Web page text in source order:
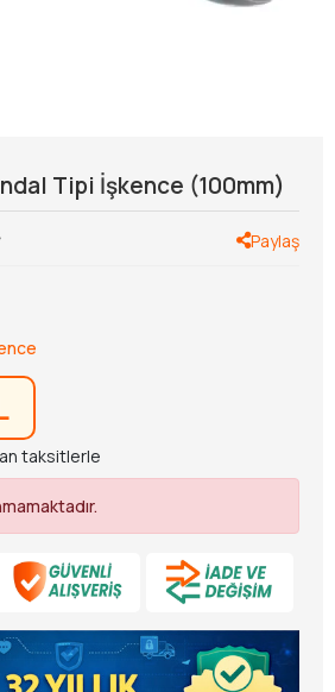
Tipi İşkence (100mm)
Paylaş
taksitlerle